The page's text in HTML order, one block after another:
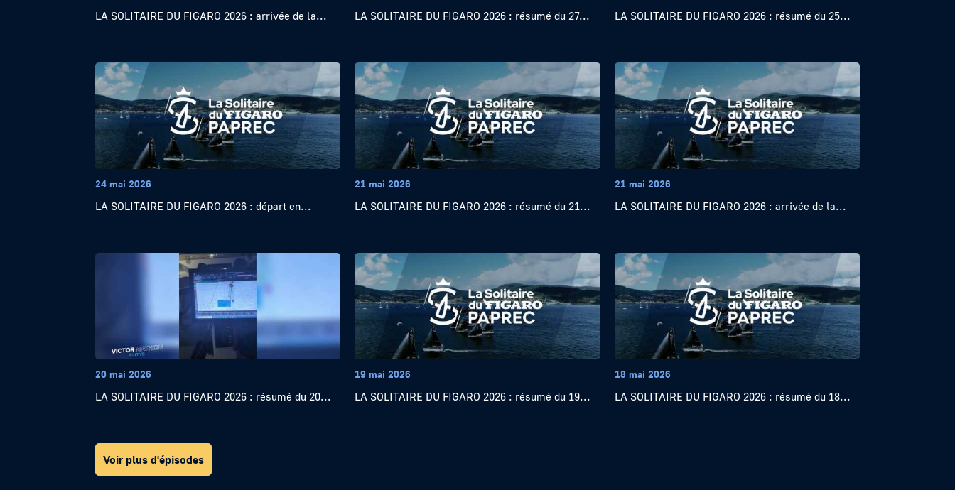
LA SOLITAIRE DU FIGARO 2026 : arrivée de la... LA SOLITAIRE DU FIGARO 2026 : résumé du 27... LA SOLITAIRE DU FIGARO 2026 : résumé du 25...
24 mai 2026
LA SOLITAIRE DU FIGARO 2026 : départ en...
21 mai 2026
LA SOLITAIRE DU FIGARO 2026 : résumé du 21...
21 mai 2026
LA SOLITAIRE DU FIGARO 2026 : arrivée de la...
20 mai 2026
LA SOLITAIRE DU FIGARO 2026 : résumé du 20...
19 mai 2026
LA SOLITAIRE DU FIGARO 2026 : résumé du 19...
18 mai 2026
LA SOLITAIRE DU FIGARO 2026 : résumé du 18...
Voir plus d'épisodes